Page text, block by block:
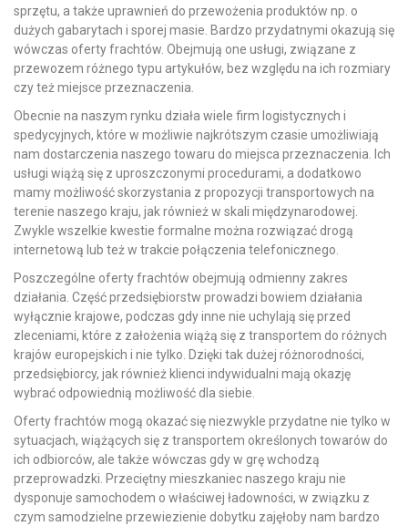
sprzętu, a także uprawnień do przewożenia produktów np. o
dużych gabarytach i sporej masie. Bardzo przydatnymi okazują się
wówczas oferty frachtów. Obejmują one usługi, związane z
przewozem różnego typu artykułów, bez względu na ich rozmiary
czy też miejsce przeznaczenia.
Obecnie na naszym rynku działa wiele firm logistycznych i
spedycyjnych, które w możliwie najkrótszym czasie umożliwiają
nam dostarczenia naszego towaru do miejsca przeznaczenia. Ich
usługi wiążą się z uproszczonymi procedurami, a dodatkowo
mamy możliwość skorzystania z propozycji transportowych na
terenie naszego kraju, jak również w skali międzynarodowej.
Zwykle wszelkie kwestie formalne można rozwiązać drogą
internetową lub też w trakcie połączenia telefonicznego.
Poszczególne oferty frachtów obejmują odmienny zakres
działania. Część przedsiębiorstw prowadzi bowiem działania
wyłącznie krajowe, podczas gdy inne nie uchylają się przed
zleceniami, które z założenia wiążą się z transportem do różnych
krajów europejskich i nie tylko. Dzięki tak dużej różnorodności,
przedsiębiorcy, jak również klienci indywidualni mają okazję
wybrać odpowiednią możliwość dla siebie.
Oferty frachtów mogą okazać się niezwykle przydatne nie tylko w
sytuacjach, wiążących się z transportem określonych towarów do
ich odbiorców, ale także wówczas gdy w grę wchodzą
przeprowadzki. Przeciętny mieszkaniec naszego kraju nie
dysponuje samochodem o właściwej ładowności, w związku z
czym samodzielne przewiezienie dobytku zajęłoby nam bardzo